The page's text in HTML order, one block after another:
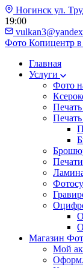
Ногинск ул.
19:00
Фото Копицентр
Главная
Услуги
Фото
Магазин
Мой